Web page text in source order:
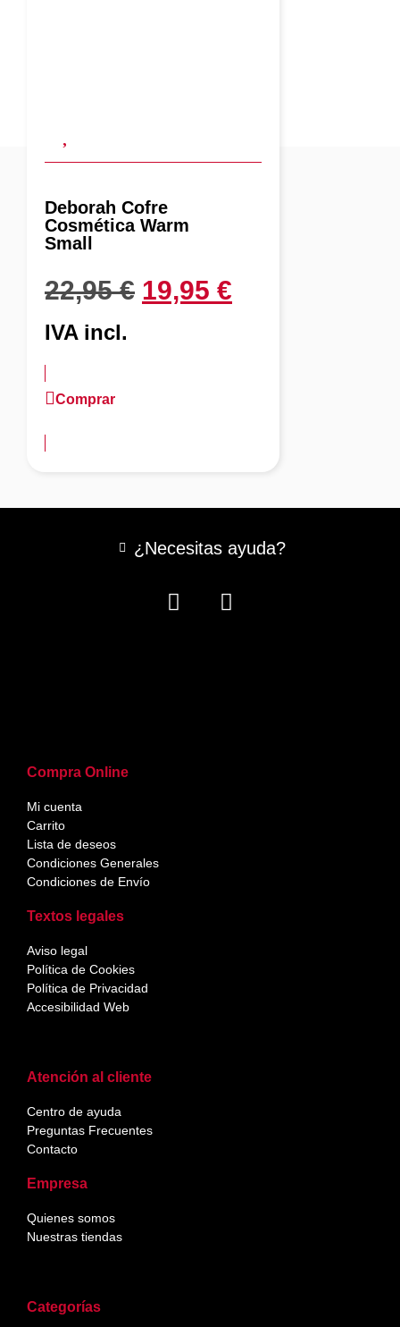
Deborah Cofre
Cosmética Warm
Small
22,95€ 19,95 €
IVA incl.
Comprar
Categorías
Atención al cliente
Centro de ayuda
Preguntas Frecuentes
Contacto
Empresa
Quienes somos
Nuestras tiendas
Compra Online
Mi cuenta
Carrito
Lista de deseos
Condiciones Generales
Condiciones de Envío
Textos legales
Aviso legal
Política de Cookies
Política de Privacidad
Accesibilidad Web
¿Necesitas ayuda?